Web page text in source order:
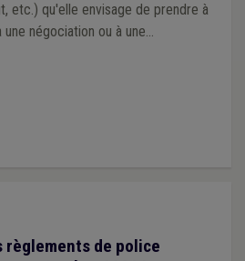
etc.) qu'elle envisage de prendre à
négociation ou à une
de police